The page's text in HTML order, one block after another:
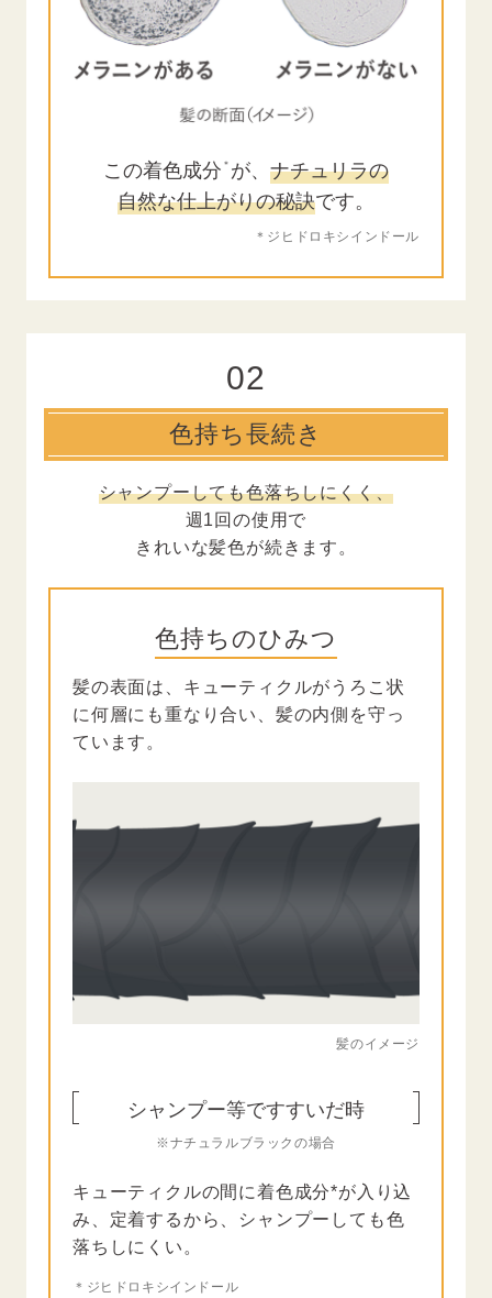
この着色成分 ＊ が、 ナチュリラの
自然な仕上がりの秘訣です。
＊ジヒドロキシインドール
02
色持ち長続き
シャンプーしても色落ちしにくく、
週1回の使用で
きれいな髪色が続きます。
色持ちのひみつ
髪の表面は、キューティクルがうろこ状
に何層にも重なり合い、髪の内側を守っ
ています。
髪のイメージ
シャンプー等ですすいだ時
※ナチュラルブラックの場合
キューティクルの間に着色成分*が入り込
み、定着するから、シャンプーしても色
落ちしにくい。
＊ジヒドロキシインドール